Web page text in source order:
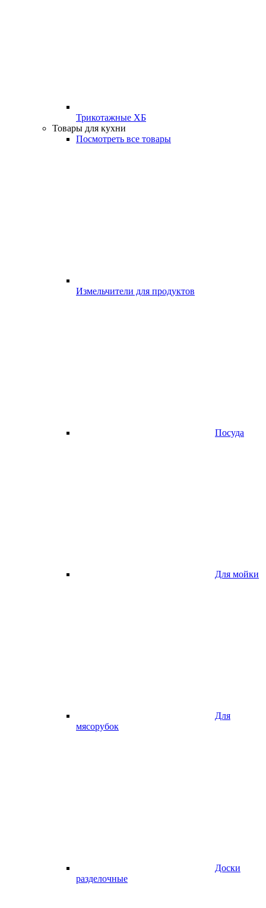
Трикотажные ХБ
Товары для кухни
Посмотреть все товары
Измельчители для продуктов
Посуда
Для мойки
Для
мясорубок
Доски
разделочные